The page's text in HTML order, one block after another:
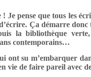
Je pense que tous les
Ça démarre
la bibliothèque
contemporains…
ont su m’embarquer
vie de faire pareil avec